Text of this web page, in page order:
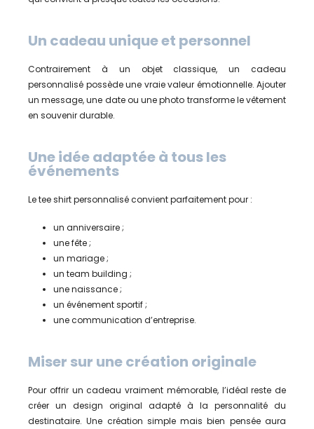
Un cadeau unique et personnel
Contrairement à un objet classique, un cadeau
personnalisé possède une vraie valeur émotionnelle. Ajouter
un message, une date ou une photo transforme le vêtement
en souvenir durable.
Une idée adaptée à tous les
événements
Le tee shirt personnalisé convient parfaitement pour :
un anniversaire ;
une fête ;
un mariage ;
un team building ;
une naissance ;
un événement sportif ;
une communication d’entreprise.
Miser sur une création originale
Pour offrir un cadeau vraiment mémorable, l’idéal reste de
créer un design original adapté à la personnalité du
destinataire. Une création simple mais bien pensée aura